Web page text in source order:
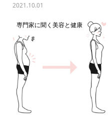
2021.10.01
専門家に聞く美容と健康